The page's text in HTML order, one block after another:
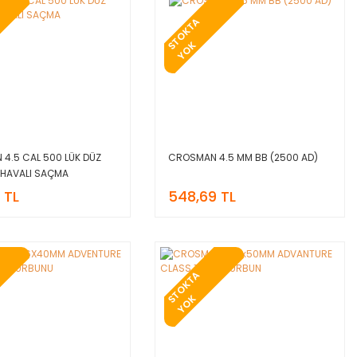
4.5 CAL 500 LÜK DÜZ
SAÇMA
S
T
O
K
T
A
Y
O
K
CROSMAN 4.5 MM BB (2500 AD)
548,69 TL
S
T
O
K
T
A
Y
O
K